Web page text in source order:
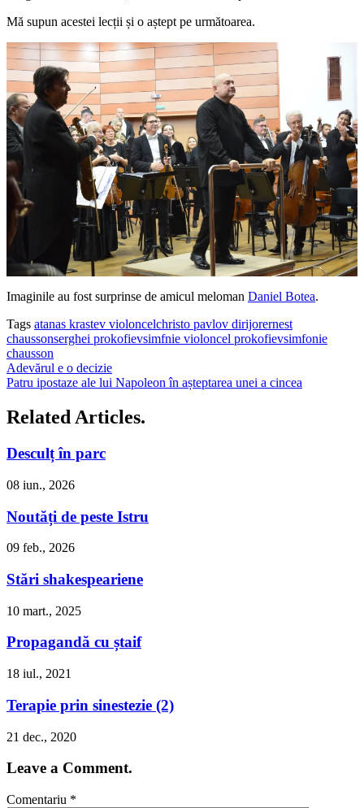
Mă supun acestei lecții și o aștept pe următoarea.
Imaginile au fost surprinse de amicul meloman Daniel Botea.
Tags atanas krastev violoncelchristo pavlov dirijorernest
chaussonserghei prokofievsimfnie violoncel prokofievsimfonie
chausson
Adevărul e o decizie
Patru ipostaze ale lui Napoleon în așteptarea unei a cincea
Related Articles.
Desculț în parc
08 iun., 2026
Noutăți de peste Istru
09 feb., 2026
Stări shakespeariene
10 mart., 2025
Propagandă cu ștaif
18 iul., 2021
Terapie prin sinestezie (2)
21 dec., 2020
Leave a Comment.
Comentariu *